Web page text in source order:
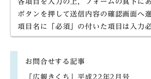
ボタンを押して送信内容の確認画面へ
項目名に「必須」の付いた項目は入力
お問合せする記事
「広報きくち」平成22年2月号